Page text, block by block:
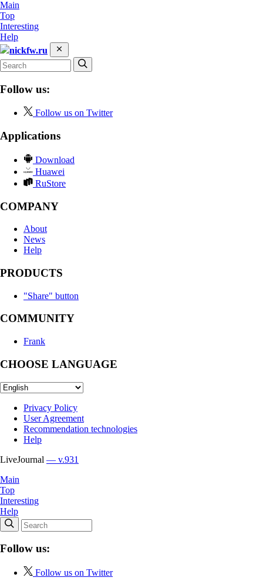
Main
Top
Interesting
Help
nickfw.ru
Follow us:
Follow us on Twitter
Applications
Download
Huawei
RuStore
COMPANY
About
News
Help
PRODUCTS
"Share" button
COMMUNITY
Frank
CHOOSE LANGUAGE
Privacy Policy
User Agreement
Recommendation technologies
Help
LiveJournal — v.931
Main
Top
Interesting
Help
Follow us:
Follow us on Twitter